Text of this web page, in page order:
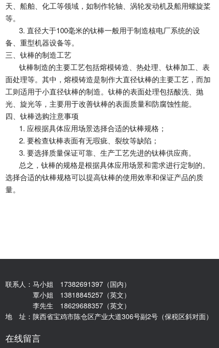
天、船舶、化工等领域，如制作轮轴、涡轮发动机及船用螺旋桨
等。
3. 直径大于100毫米的钛棒一般用于制造核电厂系统的设
备、重型机器设备等。
三、钛棒的制造工艺
钛棒制造的主要工艺包括熔模铸造、热处理、钛棒加工、表
面处理等。其中，熔模铸造是制作大直径钛棒的主要工艺，而加
工则适用于小直径钛棒的制造。钛棒的表面处理包括酸洗、抛
光、旋光等，主要用于改善钛棒的表面质量和防腐蚀性能。
四、钛棒选购注意事项
1. 应根据具体应用场景选择合适的钛棒规格；
2. 要检查钛棒表面有无瑕疵、裂纹等缺陷；
3. 要选择质量保证可靠、生产工艺先进的钛棒供应商。
总之，钛棒的规格是根据具体应用场景和需求进行定制的。
选择合适的钛棒规格可以提高钛棒的使用效率和保证产品的质
量。
联系人：马小姐 17382691397（国内）
覃小姐 13818845257（英文）
李先生 18629688357（英文）
地 址：陕西省宝鸡市陈仓区产业大道306号副2号（保税区斜对面）
在线留言